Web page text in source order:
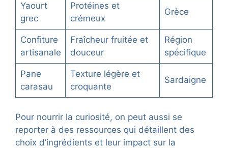
Yaourt
grec
Protéines et
crémeux
Grèce
Confiture
artisanale
Fraîcheur fruitée et
douceur
Région
spécifique
Pane
carasau
Texture légère et
croquante
Sardaigne
Pour nourrir la curiosité, on peut aussi se
reporter à des ressources qui détaillent des
choix d’ingrédients et leur impact sur la